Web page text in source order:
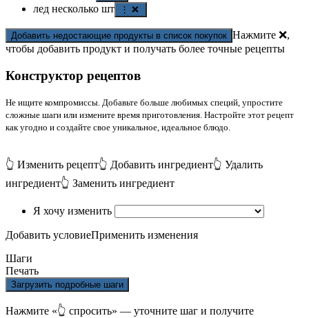
лед несколько шт ⋮ ❌
Добавить недостающие продукты в список покупок Нажмите ❌,
чтобы добавить продукт и получать более точные рецепты
Конструктор рецептов
Не ищите компромиссы. Добавьте больше любимых специй, упростите
сложные шаги или измените время приготовления. Настройте этот рецепт
как угодно и создайте свое уникальное, идеальное блюдо.
👆 Изменить рецепт👆 Добавить ингредиент👆 Удалить
ингредиент👆 Заменить ингредиент
Я хочу изменить
Добавить условиеПрименить изменения
Шаги
Печать
Загрузить подробные шаги
Нажмите «👆 спросить» — уточните шаг и получите